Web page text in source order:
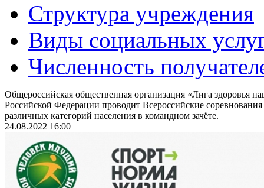
Структура учреждения
Виды социальных
Численность
Общероссийская общественная организация «Лига здоровья
Российской Федерации проводит Всероссийские
различных категорий населения в командном зачёте.
24.08.2022 16:00